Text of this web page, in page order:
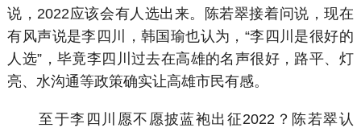
说，2022应该会有人选出来。陈若翠接着问说，现在
有风声说是李四川，韩国瑜也认为，“李四川是很好的
人选”，毕竟李四川过去在高雄的名声很好，路平、灯
亮、水沟通等政策确实让高雄市民有感。
至于李四川愿不愿披蓝袍出征2022？陈若翠认